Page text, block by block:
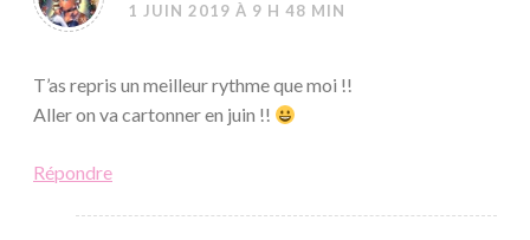
1 JUIN 2019 À 9 H 48 MIN
T’as repris un meilleur rythme que moi !!
Aller on va cartonner en juin !!
Répondre